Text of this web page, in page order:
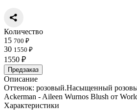
Количество
15 700 ₽
30 1550 ₽
1550 ₽
Предзаказ
Описание
Оттенок: розовый.Насыщенный
Ackerman - Aileen Wurnos Blush от
Характеристики